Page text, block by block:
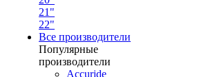
21"
22"
Все производители
Популярные
производители
Accuride